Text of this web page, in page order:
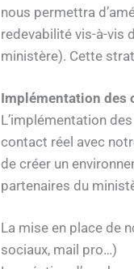
nous permettra
redevabilité vis-à-vis
ministère). Cette
Implémentation des
L’implémentation
contact réel avec
de créer un
partenaires du
La mise en place de
sociaux, mail pro…)